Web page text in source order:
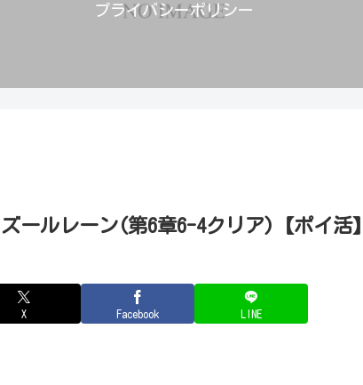
プライバシーポリシー
ズールレーン(第6章6-4クリア)【ポイ活】
X Facebook LINE